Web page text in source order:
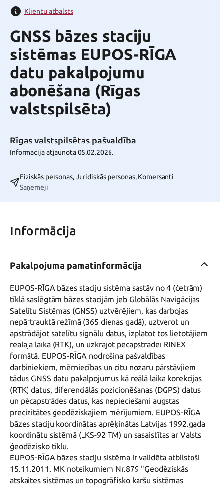
Klientu atbalsts
GNSS bāzes staciju
sistēmas EUPOS-RĪGA
datu pakalpojumu
abonēšana (Rīgas
valstspilsēta)
Rīgas valstspilsētas pašvaldība
Informācija atjaunota 05.02.2026.
Fiziskās personas, Juridiskās personas, Komersanti
Saņēmēji
Informācija
Pakalpojuma pamatinformācija
EUPOS-RĪGA bāzes staciju sistēma sastāv no 4 (četrām)
tīklā saslēgtām bāzes stacijām jeb Globālās Navigācijas
Satelītu Sistēmas (GNSS) uztvērējiem, kas darbojas
nepārtrauktā režīmā (365 dienas gadā), uztverot un
apstrādājot satelītu signālu datus, izplatot tos lietotājiem
reālajā laikā (RTK), un uzkrājot pēcapstrādei RINEX
formātā. EUPOS-RĪGA nodrošina pašvaldības
darbiniekiem, mērniecības un citu nozaru pārstāvjiem
tādus GNSS datu pakalpojumus kā reālā laika korekcijas
(RTK) datus, diferenciālās pozicionēšanas (DGPS) datus
un pēcapstrādes datus, kas nepieciešami augstas
precizitātes ģeodēziskajiem mērījumiem. EUPOS-RĪGA
bāzes staciju koordinātas aprēķinātas Latvijas 1992.gada
koordinātu sistēmā (LKS-92 TM) un sasaistītas ar Valsts
ģeodēzisko tīklu.
EUPOS-RĪGA bāzes staciju sistēma ir validēta atbilstoši
15.11.2011. MK noteikumiem Nr.879 "Ģeodēziskās
atskaites sistēmas un topogrāfisko karšu sistēmas